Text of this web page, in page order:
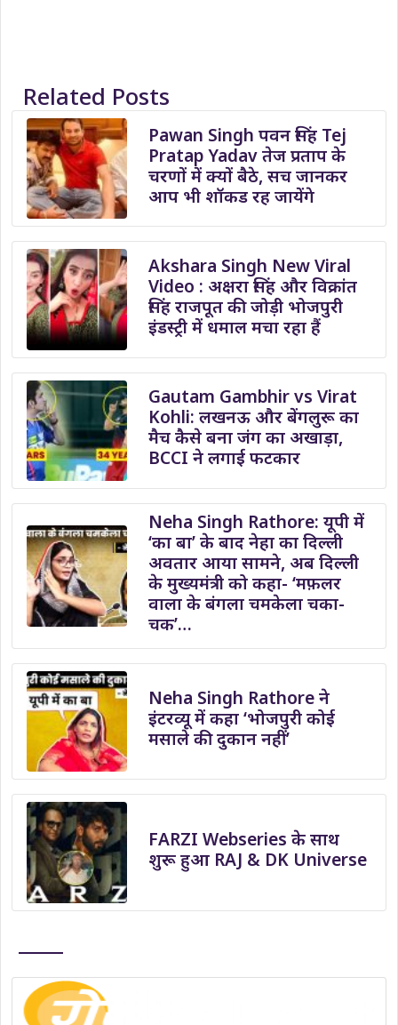
Related Posts
Pawan Singh पवन सिंह Tej
Pratap Yadav तेज प्रताप के
चरणों में क्यों बैठे, सच जानकर
आप भी शॉकड रह जायेंगे
Akshara Singh New Viral
Video : अक्षरा सिंह और विक्रांत
सिंह राजपूत की जोड़ी भोजपुरी
इंडस्ट्री में धमाल मचा रहा हैं
Gautam Gambhir vs Virat
Kohli: लखनऊ और बेंगलुरू का
मैच कैसे बना जंग का अखाड़ा,
BCCI ने लगाई फटकार
Neha Singh Rathore: यूपी में
‘का बा’ के बाद नेहा का दिल्ली
अवतार आया सामने, अब दिल्ली
के मुख्यमंत्री को कहा- ‘मफ़लर
वाला के बंगला चमकेला चका-
चक’…
Neha Singh Rathore ने
इंटरव्यू में कहा ‘भोजपुरी कोई
मसाले की दुकान नहीं’
FARZI Webseries के साथ
शुरू हुआ RAJ & DK Universe